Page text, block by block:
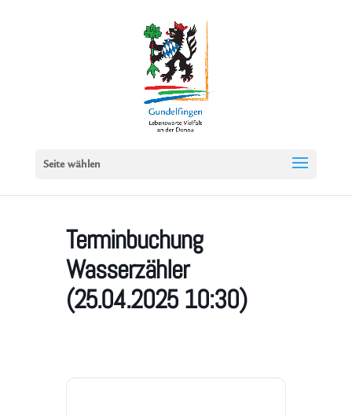
Seite wählen
Terminbuchung
Wasserzähler
(25.04.2025 10:30)